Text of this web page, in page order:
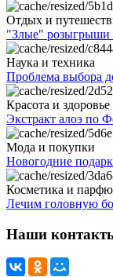
Отдых и
"Злые" розыгрыши
Наука и техника
Проблема выбора
Красота и здоровье
Экстракт алоэ по
Мода и покупки
Новогодние
Косметика и
Лечим головную
Наши